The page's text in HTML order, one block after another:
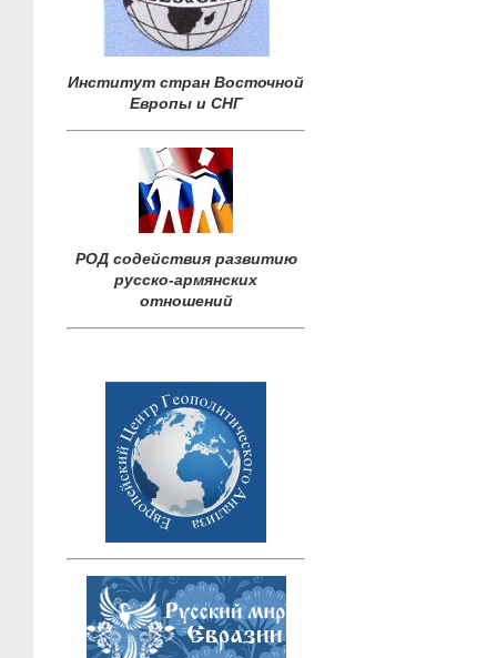
Институт стран Восточной
Европы и СНГ
РОД содействия развитию
русско-армянских
отношений